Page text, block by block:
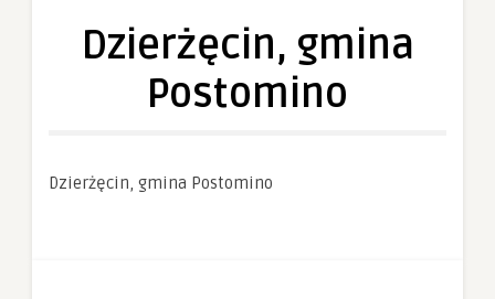
Dzierżęcin, gmina
Postomino
Dzierżęcin, gmina Postomino